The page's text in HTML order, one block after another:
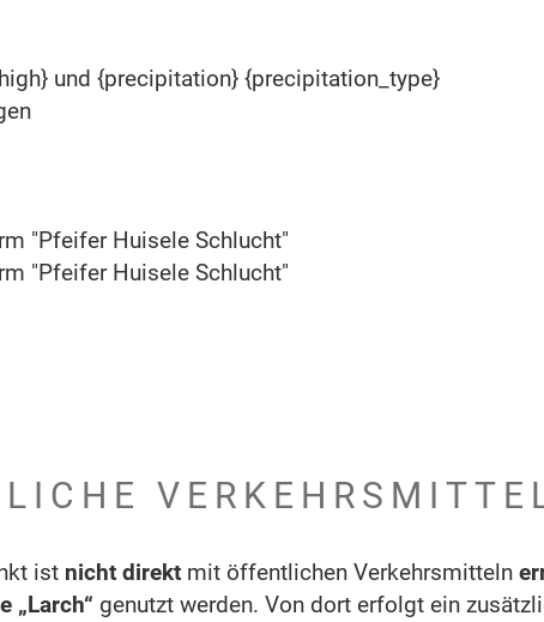
und {precipitation} {precipitation_type}
"Pfeifer Huisele Schlucht"
"Pfeifer Huisele Schlucht"
ist nicht direkt mit öffentlichen Verkehrsmitteln
„Larch“ genutzt werden. Von dort erfolgt ein